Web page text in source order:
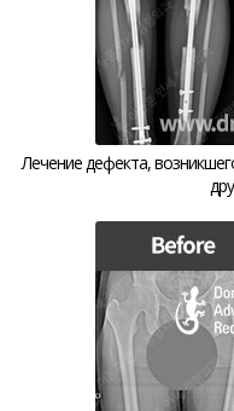
Лечение дефекта,